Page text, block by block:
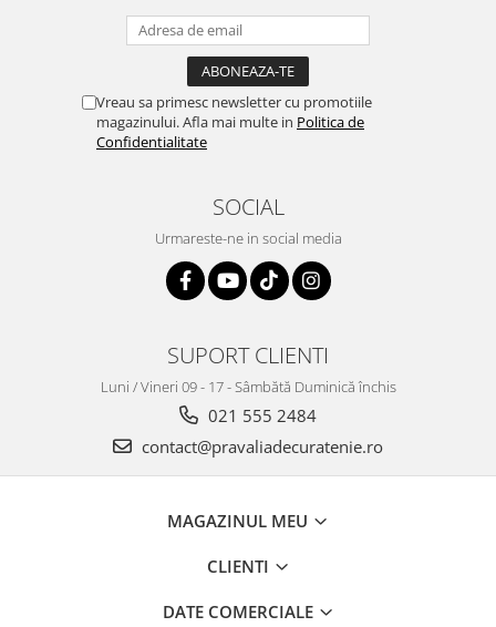
Vreau sa primesc newsletter cu promotiile
magazinului. Afla mai multe in Politica de
Confidentialitate
SOCIAL
Urmareste-ne in social media
SUPORT CLIENTI
Luni / Vineri 09 - 17 - Sâmbătă Duminică închis
021 555 2484
contact@pravaliadecuratenie.ro
MAGAZINUL MEU
CLIENTI
DATE COMERCIALE